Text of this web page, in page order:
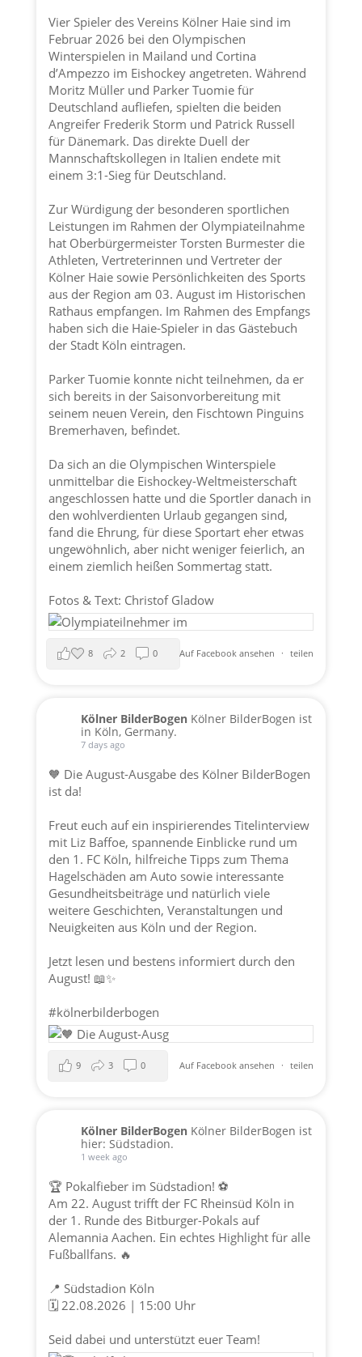
Vier Spieler des Vereins Kölner Haiesind im
Februar 2026 bei den Olympischen
Winterspielen in Mailand und Cortina
d’Ampezzo im Eishockey angetreten. Während
Moritz Müller und Parker Tuomie für
Deutschland aufliefen, spielten die beiden
Angreifer Frederik Storm und Patrick Russell
für Dänemark. Das direkte Duell der
Mannschaftskollegen in Italien endete mit
einem 3:1-Sieg für Deutschland.
Zur Würdigung der besonderen sportlichen
Leistungen im Rahmen der Olympiateilnahme
hat Oberbürgermeister Torsten Burmester die
Athleten, Vertreterinnen und Vertreter der
Kölner Haiesowie Persönlichkeiten des Sports
aus der Region am 03. August im Historischen
Rathaus empfangen. Im Rahmen des Empfangs
haben sich die Haie-Spieler in das Gästebuch
der Stadt Köln eintragen.
Parker Tuomie konnte nicht teilnehmen, da er
sich bereits in der Saisonvorbereitung mit
seinem neuen Verein, den Fischtown Pinguins
Bremerhaven, befindet.
Da sich an die Olympischen Winterspiele
unmittelbar die Eishockey-Weltmeisterschaft
angeschlossen hatte und die Sportler danach in
den wohlverdienten Urlaub gegangen sind,
fand die Ehrung, für diese Sportart eher etwas
ungewöhnlich, aber nicht weniger feierlich, an
einem ziemlich heißen Sommertag statt.
Fotos & Text: Christof Gladow
Auf Facebook ansehen · teilen
8 2 0
Kölner BilderBogen Kölner BilderBogen ist
in Köln, Germany.
7 days ago
🧡 Die August-Ausgabe des Kölner BilderBogen
ist da!
Freut euch auf ein inspirierendes Titelinterview
mit Liz Baffoe, spannende Einblicke rund um
den 1. FC Köln, hilfreiche Tipps zum Thema
Hagelschäden am Auto sowie interessante
Gesundheitsbeiträge und natürlich viele
weitere Geschichten, Veranstaltungen und
Neuigkeiten aus Köln und der Region.
Jetzt lesen und bestens informiert durch den
August! 📖✨
#kölnerbilderbogen
Auf Facebook ansehen · teilen
9 3 0
Kölner BilderBogen Kölner BilderBogen ist
hier: Südstadion.
1 week ago
🏆 Pokalfieber im Südstadion! ⚽️
Am 22. August trifft der FC Rheinsüd Köln in
der 1. Runde des Bitburger-Pokals auf
Alemannia Aachen. Ein echtes Highlight für alle
Fußballfans. 🔥
📍 Südstadion Köln
🗓️ 22.08.2026 | 15:00 Uhr
Seid dabei und unterstützt euer Team!